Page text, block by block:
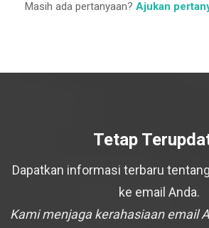
Masih ada pertanyaan? Ajukan
Tetap
Dapatkan informasi terbaru
ke email Anda.
Kami menjaga kerahasiaan email